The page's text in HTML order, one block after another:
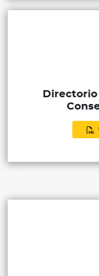
Directorio